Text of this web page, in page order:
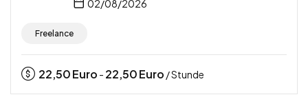
02/08/2026
Freelance
22,50Euro - 22,50Euro / Stunde